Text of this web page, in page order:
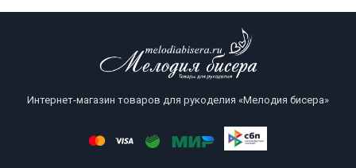
Интернет-магазин товаров для рукоделия «Мелодия бисера»